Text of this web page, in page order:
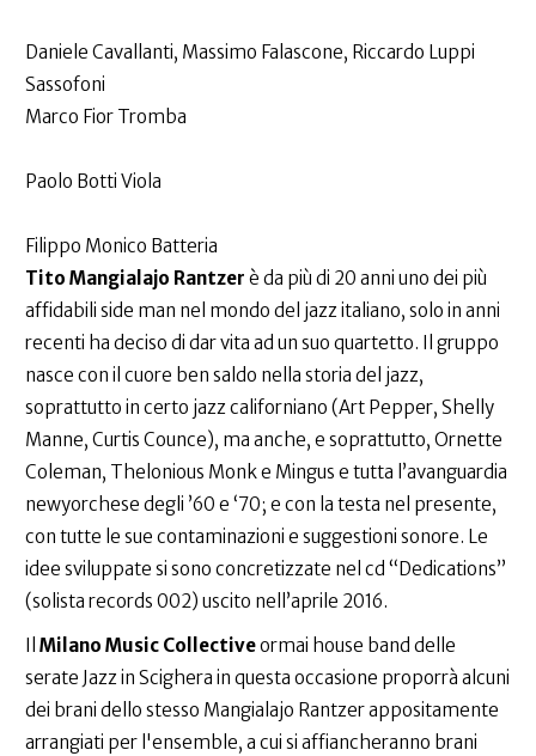
Daniele Cavallanti, Massimo Falascone, Riccardo Luppi
Sassofoni
Marco Fior Tromba
Paolo Botti Viola
Filippo Monico Batteria
Tito Mangialajo Rantzer è da più di 20 anni uno dei più
affidabili side man nel mondo del jazz italiano, solo in anni
recenti ha deciso di dar vita ad un suo quartetto. Il gruppo
nasce con il cuore ben saldo nella storia del jazz,
soprattutto in certo jazz californiano (Art Pepper, Shelly
Manne, Curtis Counce), ma anche, e soprattutto, Ornette
Coleman, Thelonious Monk e Mingus e tutta l’avanguardia
newyorchese degli ’60 e ‘70; e con la testa nel presente,
con tutte le sue contaminazioni e suggestioni sonore. Le
idee sviluppate si sono concretizzate nel cd “Dedications”
(solista records 002) uscito nell’aprile 2016.
Il Milano Music Collectiveormai house band delle
serate Jazz in Scighera in questa occasione proporrà alcuni
dei brani dello stesso Mangialajo Rantzer appositamente
arrangiati per l'ensemble, a cui si affiancheranno brani